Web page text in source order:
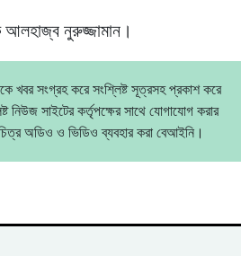
আলহাজ্ব নুরুজ্জামান।
খবর সংগ্রহ করে সংশ্লিষ্ট সূত্রসহ প্রকাশ করে
সাইটের কর্তৃপক্ষের সাথে যোগাযোগ করার
অডিও ও ভিডিও ব্যবহার করা বেআইনি।